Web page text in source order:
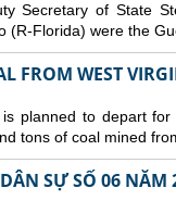
Secretary of State
(R-Florida) were the
FROM WEST
planned to depart
tons of coal mined
SỰ SỐ 06 NĂM